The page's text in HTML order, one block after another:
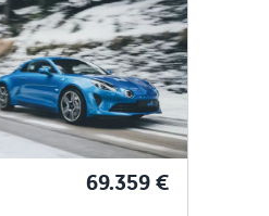
69.359 €